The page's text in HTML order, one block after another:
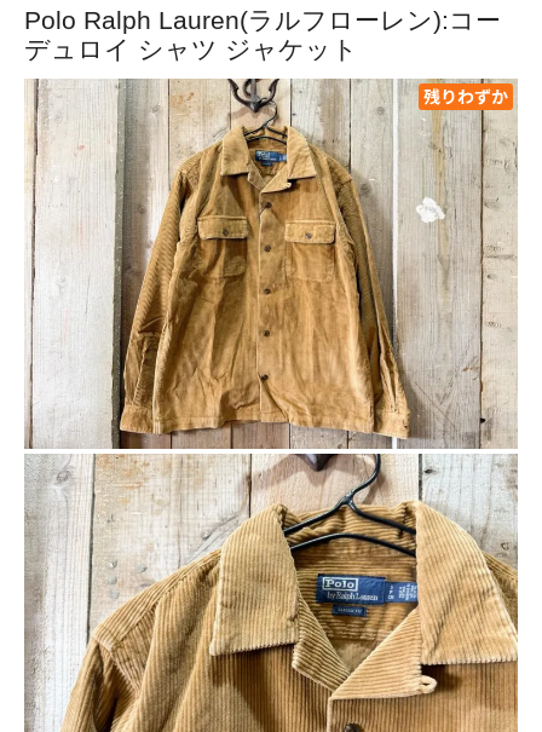
Polo Ralph Lauren(ラルフローレン):コー
デュロイ シャツ ジャケット